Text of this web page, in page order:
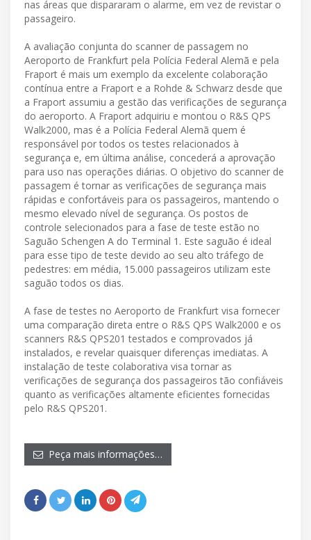
nas áreas que dispararam o alarme, em vez de revistar o
passageiro.
A avaliação conjunta do scanner de passagem no
Aeroporto de Frankfurt pela Polícia Federal Alemã e pela
Fraport é mais um exemplo da excelente colaboração
contínua entre a Fraport e a Rohde & Schwarz desde que
a Fraport assumiu a gestão das verificações de segurança
do aeroporto. A Fraport adquiriu e montou o R&S QPS
Walk2000, mas é a Polícia Federal Alemã quem é
responsável por todos os testes relacionados à
segurança e, em última análise, concederá a aprovação
para uso nas operações diárias. O objetivo do scanner de
passagem é tornar as verificações de segurança mais
rápidas e confortáveis para os passageiros, mantendo o
mesmo elevado nível de segurança. Os postos de
controle selecionados para a fase de teste estão no
Saguão Schengen A do Terminal 1. Este saguão é ideal
para esse tipo de teste devido ao seu alto tráfego de
pedestres: em média, 15.000 passageiros utilizam este
saguão todos os dias.
A fase de testes no Aeroporto de Frankfurt visa fornecer
uma comparação direta entre o R&S QPS Walk2000 e os
scanners R&S QPS201 testados e comprovados já
instalados, e revelar quaisquer diferenças imediatas. A
instalação de teste colaborativa visa tornar as
verificações de segurança dos passageiros tão confiáveis
quanto as verificações altamente eficientes fornecidas
pelo R&S QPS201.
Peça mais informações…